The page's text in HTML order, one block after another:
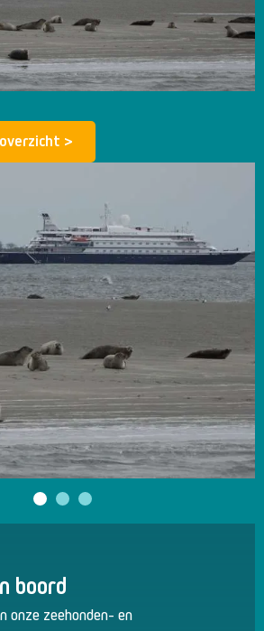
>
boord
onze zeehonden- en